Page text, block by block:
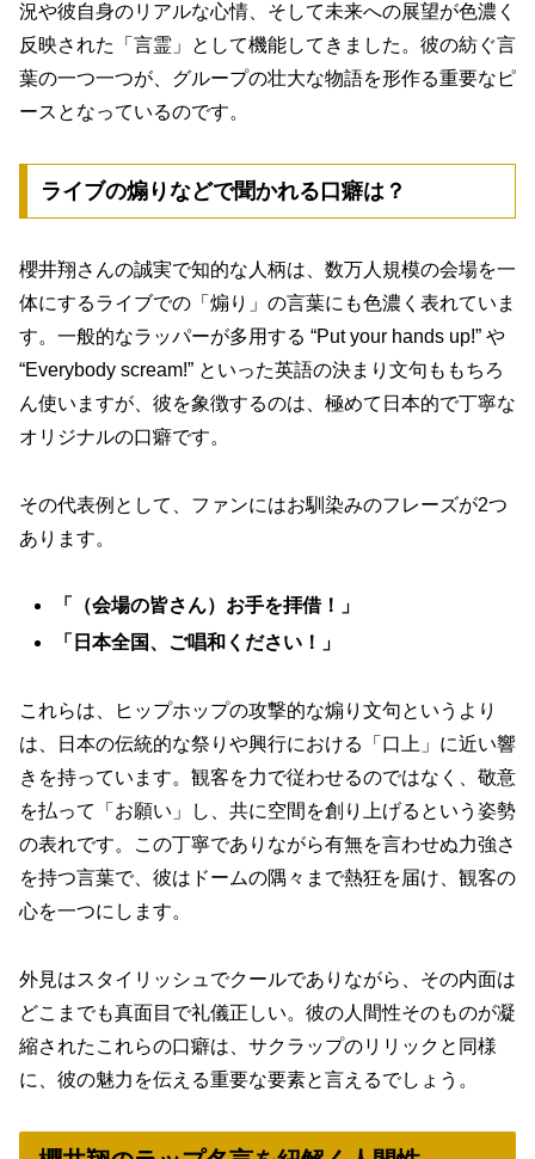
況や彼自身のリアルな心情、そして未来への展望が色濃く
反映された「言霊」
として機能してきました。彼の紡ぐ言
葉の一つ一つが、グループの壮大な物語を形作る重要なピ
ースとなっているのです。
ライブの煽りなどで聞かれる口癖は？
櫻井翔さんの誠実で知的な人柄は、数万人規模の会場を一
体にするライブでの「煽り」の言葉にも色濃く表れていま
す。一般的なラッパーが多用する “Put your hands up!” や
“Everybody scream!” といった英語の決まり文句ももちろ
ん使いますが、彼を象徴するのは、極めて日本的で丁寧な
オリジナルの口癖です。
その代表例として、ファンにはお馴染みのフレーズが2つ
あります。
「（会場の皆さん）お手を拝借！」
「日本全国、ご唱和ください！」
これらは、ヒップホップの攻撃的な煽り文句というより
は、日本の伝統的な祭りや興行における「口上」に近い響
きを持っています。観客を力で従わせるのではなく、敬意
を払って「お願い」し、共に空間を創り上げるという姿勢
の表れです。この丁寧でありながら有無を言わせぬ力強さ
を持つ言葉で、彼はドームの隅々まで熱狂を届け、観客の
心を一つにします。
外見はスタイリッシュでクールでありながら、その内面は
どこまでも真面目で礼儀正しい。彼の人間性そのものが凝
縮されたこれらの口癖は、サクラップのリリックと同様
に、彼の魅力を伝える重要な要素と言えるでしょう。